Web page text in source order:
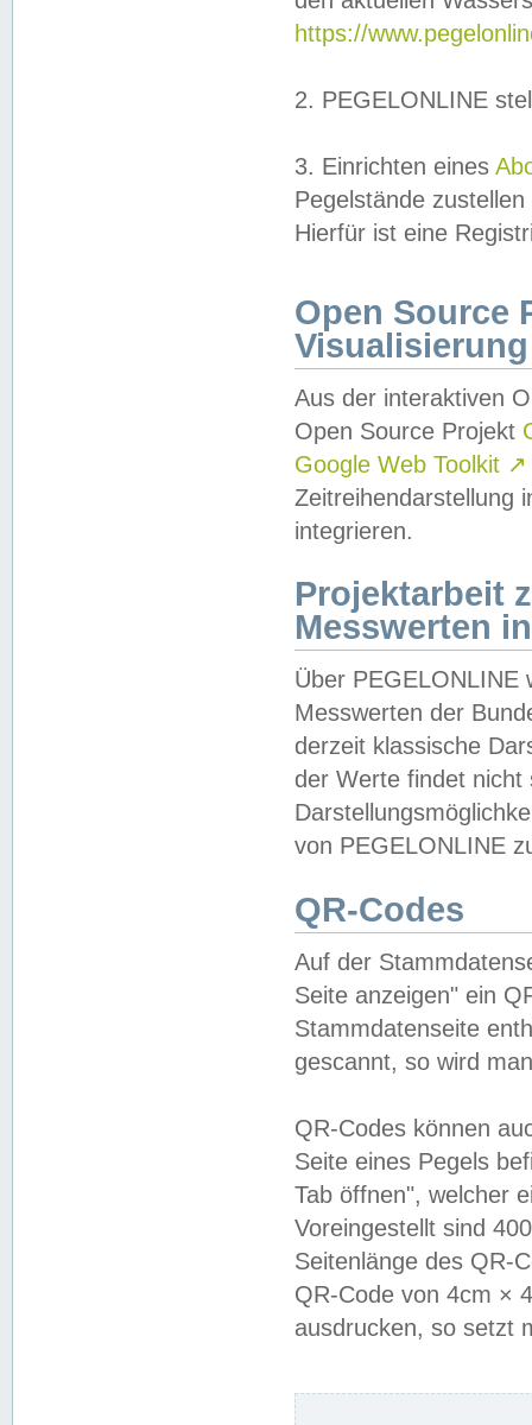
https://
2. PEGELONLINE
3. Einrichten eines
Pegelstände
Hierfür ist eine
Open Source
Visualisierung
Aus der interaktiven
Open Source Projekt
Google Web Toolkit ↗
Zeitreihendarstellung
integrieren.
Projektarbeit
Messwerten
Über PEGELONLINE
Messwerten der
derzeit klassische
der Werte findet
von PEGELONLINE
QR-Codes
Auf der
Seite anzeigen" ein
Stammdatenseite
gescannt, so wird
QR-Codes können
Seite eines Pegels
Tab öffnen", welcher
Voreingestellt sind
Seitenlänge des QR-
QR-Code von 4cm ×
ausdrucken, so setzt